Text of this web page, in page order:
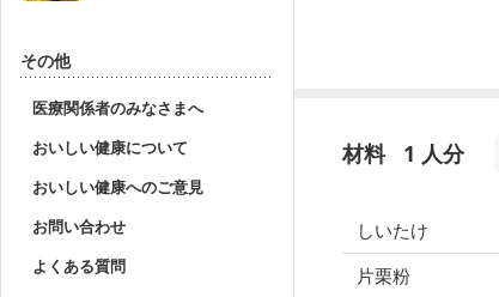
その他
医療関係者のみなさまへ
おいしい健康について
おいしい健康へのご意見
お問い合わせ
よくある質問
材料 1 人分
しいたけ
片栗粉